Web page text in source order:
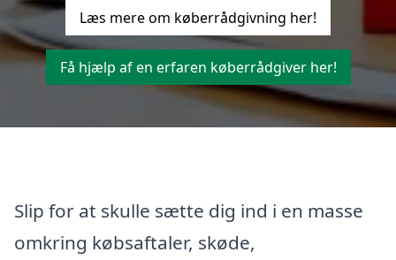
Læs mere om køberrådgivning her!
Få hjælp af en erfaren køberrådgiver her!
Slip for at skulle sætte dig ind i en masse
omkring købsaftaler, skøde,